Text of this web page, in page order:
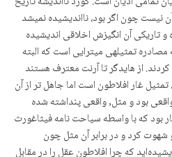
نیست چون اگر بود، نااندیشیده نمیشد
تاریکی آن انگیزش اخلاقی اندیشیده
تمثیلهی میترایی است که البته
از هایدگر تا آرنت معترف هستند
غار افلاطون است اما جاهل تر از آن
بود و مثل, واقعی پنداشته شده
بود که با واسطه سیاحت نامه فیثاغورث
شهوت کرد و در برابر آن مثل چون
که چرا افلاطون عقل را در مقابل